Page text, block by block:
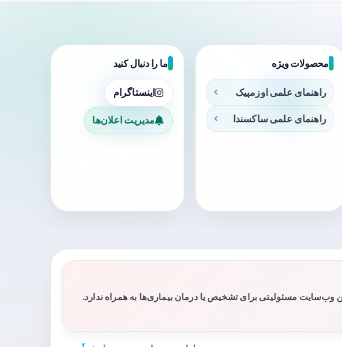
محصولات ویژه
راهنمای علمی اوزمپیک
راهنمای علمی ساکسندا
ما را دنبال کنید
اینستاگرام
مدیریت اعلان‌ها
مسئولیتی برای تشخیص یا درمان بیماری‌ها به همراه ندارد.